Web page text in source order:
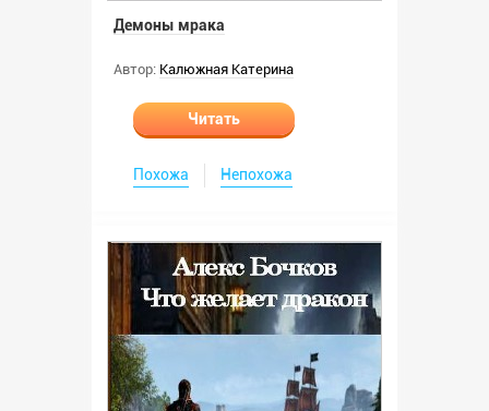
Демоны мрака
Автор: Калюжная Катерина
Читать
Похожа Непохожа